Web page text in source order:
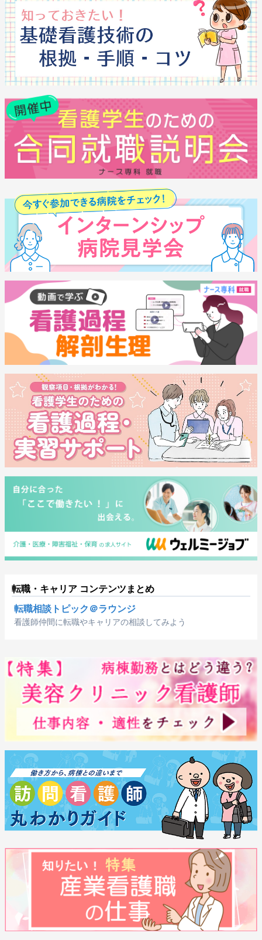
転職・キャリア コンテンツまとめ
転職相談トピック＠ラウンジ
看護師仲間に転職やキャリアの相談してみよう